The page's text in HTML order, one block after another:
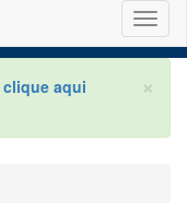
×
clique aqui